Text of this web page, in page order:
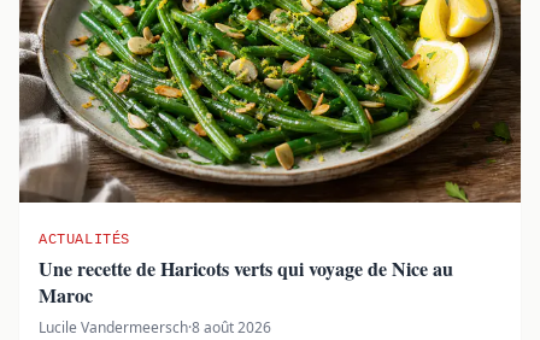
ACTUALITÉS
Une recette de Haricots verts qui voyage de Nice au
Maroc
Lucile Vandermeersch·8 août 2026